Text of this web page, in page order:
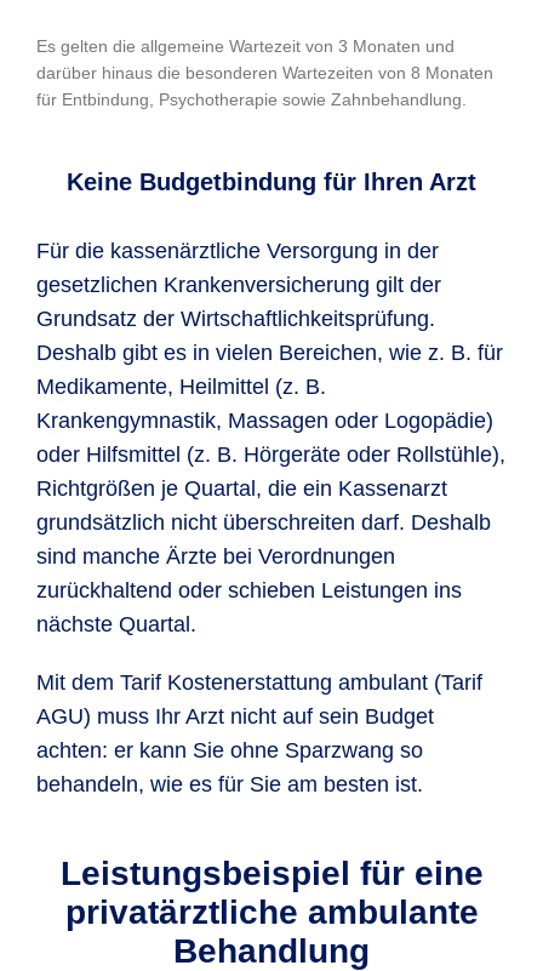
Es gelten die allgemeine Wartezeit von 3 Monaten und
darüber hinaus die besonderen Wartezeiten von 8 Monaten
für Entbindung, Psychotherapie sowie Zahnbehandlung.
Keine Budgetbindung für Ihren Arzt
Für die kassenärztliche Versorgung in der
gesetzlichen Krankenversicherung gilt der
Grundsatz der Wirtschaftlichkeitsprüfung.
Deshalb gibt es in vielen Bereichen, wie z. B. für
Medikamente, Heilmittel (z. B.
Krankengymnastik, Massagen oder Logopädie)
oder Hilfsmittel (z. B. Hörgeräte oder Rollstühle),
Richtgrößen je Quartal, die ein Kassenarzt
grundsätzlich nicht überschreiten darf. Deshalb
sind manche Ärzte bei Verordnungen
zurückhaltend oder schieben Leistungen ins
nächste Quartal.
Mit dem Tarif Kostenerstattung ambulant (Tarif
AGU) muss Ihr Arzt nicht auf sein Budget
achten: er kann Sie ohne Sparzwang so
behandeln, wie es für Sie am besten ist.
Leistungsbeispiel für eine
privatärztliche ambulante
Behandlung